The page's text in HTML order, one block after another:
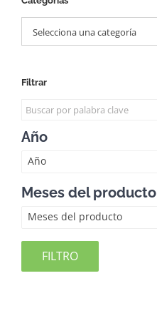
Selecciona una categoría
Filtrar
Año
Año
Meses del producto
Meses del producto
FILTRO